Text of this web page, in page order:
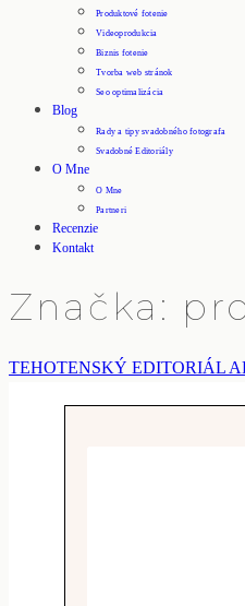
Produktové fotenie
Videoprodukcia
Biznis fotenie
Tvorba web stránok
Seo optimalizácia
Blog
Rady a tipy svadobného fotografa
Svadobné Editoriály
O Mne
O Mne
Partneri
Recenzie
Kontakt
Značka:
TEHOTENSKÝ EDITORIÁL